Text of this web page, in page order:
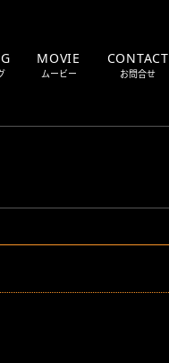
MOVIE
ムービー
CONTACT
お問合せ